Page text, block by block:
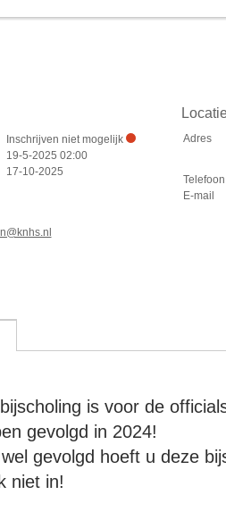
Inschrijven niet mogelijk
19-5-2025 02:00
17-10-2025
Adres
Telefoon
E-mail
is voor de
gevolgd in 2024!
gevolgd hoeft u deze
niet in!